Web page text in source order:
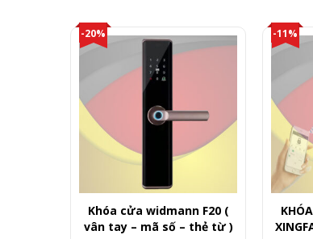
-20%
Khóa cửa widmann F20 (
vân tay – mã số – thẻ từ )
-11%